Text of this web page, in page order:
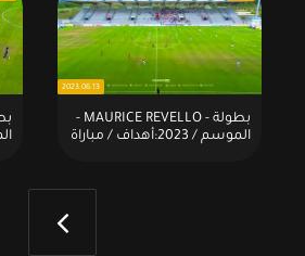
بطولة - MAURICE REVELLO -
الموسم / 2023:أهداف / مباراة
2023.06.13